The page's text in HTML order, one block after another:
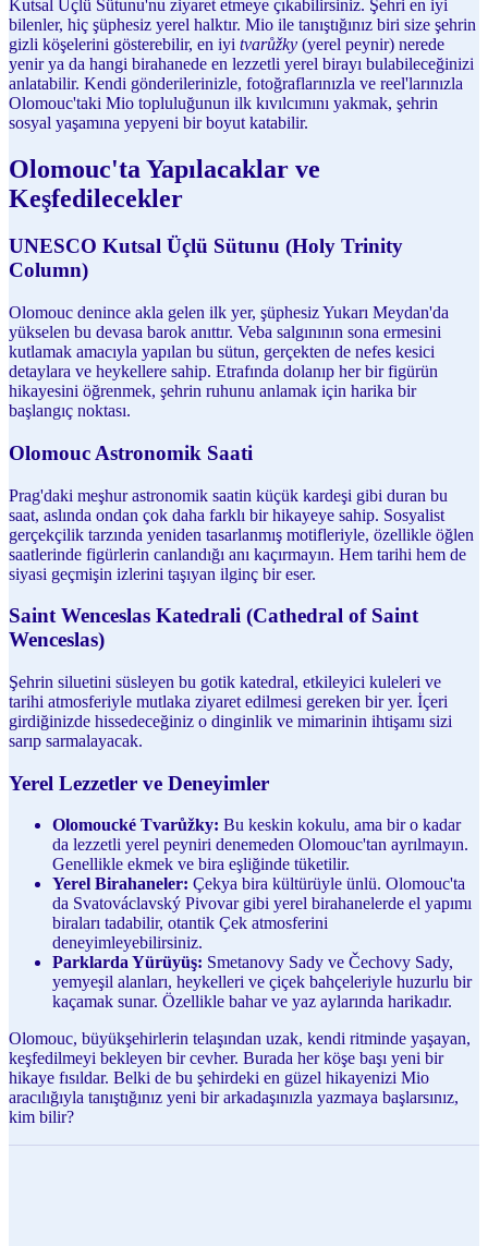
Kutsal Üçlü Sütunu'nu ziyaret etmeye çıkabilirsiniz. Şehri en iyi
bilenler, hiç şüphesiz yerel halktır. Mio ile tanıştığınız biri size şehrin
gizli köşelerini gösterebilir, en iyi tvarůžky (yerel peynir) nerede
yenir ya da hangi birahanede en lezzetli yerel birayı bulabileceğinizi
anlatabilir. Kendi gönderilerinizle, fotoğraflarınızla ve reel'larınızla
Olomouc'taki Mio topluluğunun ilk kıvılcımını yakmak, şehrin
sosyal yaşamına yepyeni bir boyut katabilir.
Olomouc'ta Yapılacaklar ve
Keşfedilecekler
UNESCO Kutsal Üçlü Sütunu (Holy Trinity
Column)
Olomouc denince akla gelen ilk yer, şüphesiz Yukarı Meydan'da
yükselen bu devasa barok anıttır. Veba salgınının sona ermesini
kutlamak amacıyla yapılan bu sütun, gerçekten de nefes kesici
detaylara ve heykellere sahip. Etrafında dolanıp her bir figürün
hikayesini öğrenmek, şehrin ruhunu anlamak için harika bir
başlangıç noktası.
Olomouc Astronomik Saati
Prag'daki meşhur astronomik saatin küçük kardeşi gibi duran bu
saat, aslında ondan çok daha farklı bir hikayeye sahip. Sosyalist
gerçekçilik tarzında yeniden tasarlanmış motifleriyle, özellikle öğlen
saatlerinde figürlerin canlandığı anı kaçırmayın. Hem tarihi hem de
siyasi geçmişin izlerini taşıyan ilginç bir eser.
Saint Wenceslas Katedrali (Cathedral of Saint
Wenceslas)
Şehrin siluetini süsleyen bu gotik katedral, etkileyici kuleleri ve
tarihi atmosferiyle mutlaka ziyaret edilmesi gereken bir yer. İçeri
girdiğinizde hissedeceğiniz o dinginlik ve mimarinin ihtişamı sizi
sarıp sarmalayacak.
Yerel Lezzetler ve Deneyimler
Olomoucké Tvarůžky: Bu keskin kokulu, ama bir o kadar
da lezzetli yerel peyniri denemeden Olomouc'tan ayrılmayın.
Genellikle ekmek ve bira eşliğinde tüketilir.
Yerel Birahaneler: Çekya bira kültürüyle ünlü. Olomouc'ta
da Svatováclavský Pivovar gibi yerel birahanelerde el yapımı
biraları tadabilir, otantik Çek atmosferini
deneyimleyebilirsiniz.
Parklarda Yürüyüş: Smetanovy Sady ve Čechovy Sady,
yemyeşil alanları, heykelleri ve çiçek bahçeleriyle huzurlu bir
kaçamak sunar. Özellikle bahar ve yaz aylarında harikadır.
Olomouc, büyükşehirlerin telaşından uzak, kendi ritminde yaşayan,
keşfedilmeyi bekleyen bir cevher. Burada her köşe başı yeni bir
hikaye fısıldar. Belki de bu şehirdeki en güzel hikayenizi Mio
aracılığıyla tanıştığınız yeni bir arkadaşınızla yazmaya başlarsınız,
kim bilir?